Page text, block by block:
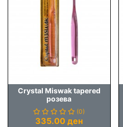
Crystal Miswak tapered
розева
(0)
335.00 ден